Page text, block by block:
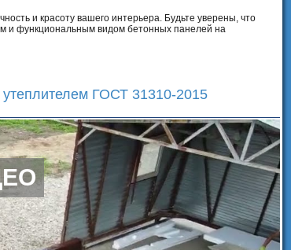
и красоту вашего интерьера. Будьте уверены, что
и функциональным видом бетонных панелей на
ГОСТ 31310-2015